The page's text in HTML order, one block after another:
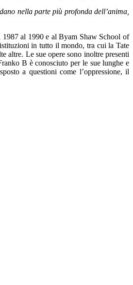
nella parte più profonda dell’anima,
al 1990 e al Byam Shaw School of
in tutto il mondo, tra cui la Tate
Le sue opere sono inoltre presenti
B è conosciuto per le sue lunghe e
a questioni come l’oppressione, il